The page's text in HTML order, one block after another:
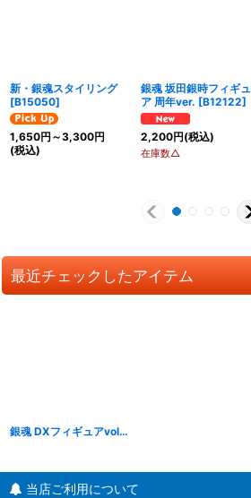
新・銀魂スタイリング
[B15050]
1,650円 ～3,300円
(税込)
銀魂 坂田銀時フィギュ
ア 周年ver. [B12122]
2,200円(税込)
在庫数△
最近チェックしたアイテム
銀魂 DXフィギュアvol.2
当店ご利用について